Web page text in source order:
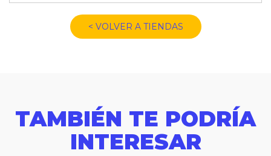
< VOLVER A TIENDAS
TAMBIÉN TE PODRÍA
INTERESAR